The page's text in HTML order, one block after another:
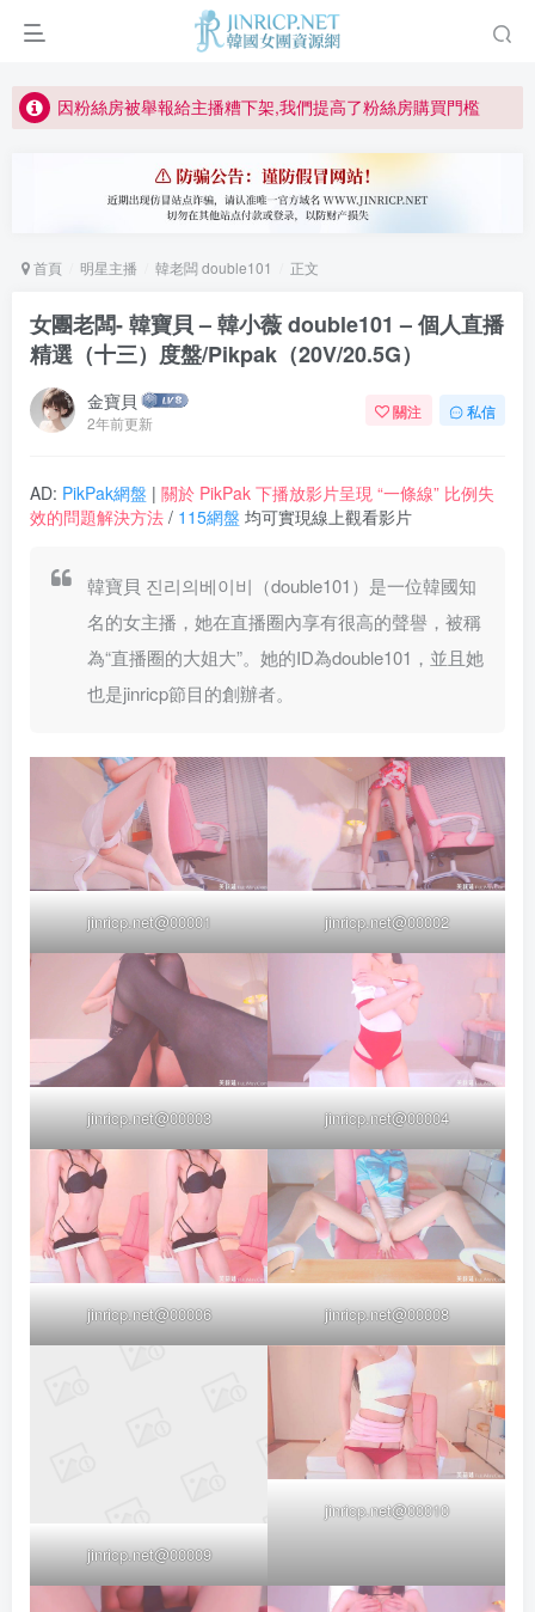
正版宣告: 警惕盜版網站冒充 Jinricp.net [20260605更新]
所有ED2K連結僅支援115網盤/PikPak網盤，其它網盤均不支援
關於 PikPak 下播放影片呈現 “一條線” 的問題報告
如何獲得 Jinricp.net 網站邀請碼
正版宣告: 警惕盜版網站冒充 Jinricp.net [20260605更新]
首頁 明星主播 韓老闆 double101 正文
女團老闆- 韓寶貝 – 韓小薇 double101 – 個人直播
精選（十三）度盤/Pikpak（20V/20.5G）
金寶貝
2年前更新
關注 私信
AD: PikPak網盤 | 關於 PikPak 下播放影片呈現 “一條線” 比例失
效的問題解決方法 / 115網盤 均可實現線上觀看影片
韓寶貝 진리의베이비（double101）是一位韓國知
名的女主播，她在直播圈內享有很高的聲譽，被稱
為“直播圈的大姐大”。她的ID為double101，並且她
也是jinricp節目的創辦者。
jinricp.net@00001 jinricp.net@00002
jinricp.net@00003 jinricp.net@00004
jinricp.net@00006 jinricp.net@00008
jinricp.net@00009
jinricp.net@00010